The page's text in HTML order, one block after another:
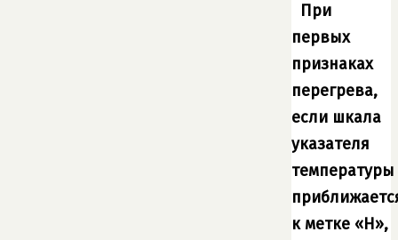
При
первых
признаках
перегрева,
если шкала
указателя
температуры
к метке «H»,